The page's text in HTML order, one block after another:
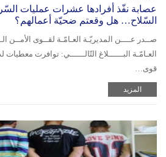
عصابة نفّذ أفرادها عشرات عمليات
السّلاح… هل وقعتم ضحيّة أعمالهم؟
صــدر عــــن المديريّـة العـامّـة لقــوى الأمــن
العـامّـة البــــــلاغ التّالــــــي: توافرت
قوى…
المزيد